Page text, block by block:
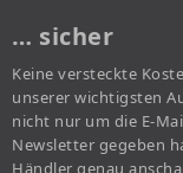
… sicher
Keine versteckte
unserer wichtigsten
nicht nur um die E-
Newsletter gegeben
Händler genau